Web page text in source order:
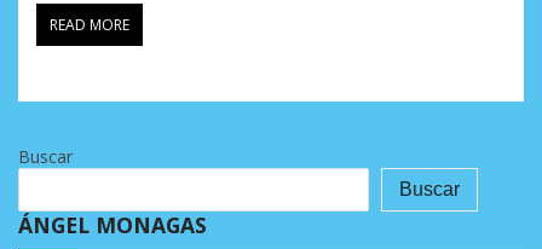
READ MORE
Buscar
Buscar
ÁNGEL MONAGAS